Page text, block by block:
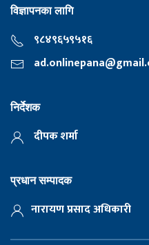
विज्ञापनका लागि
९८४९६५९५१६
निर्देशक
दीपक शर्मा
प्रधान सम्पादक
नारायण प्रसाद अधिकारी